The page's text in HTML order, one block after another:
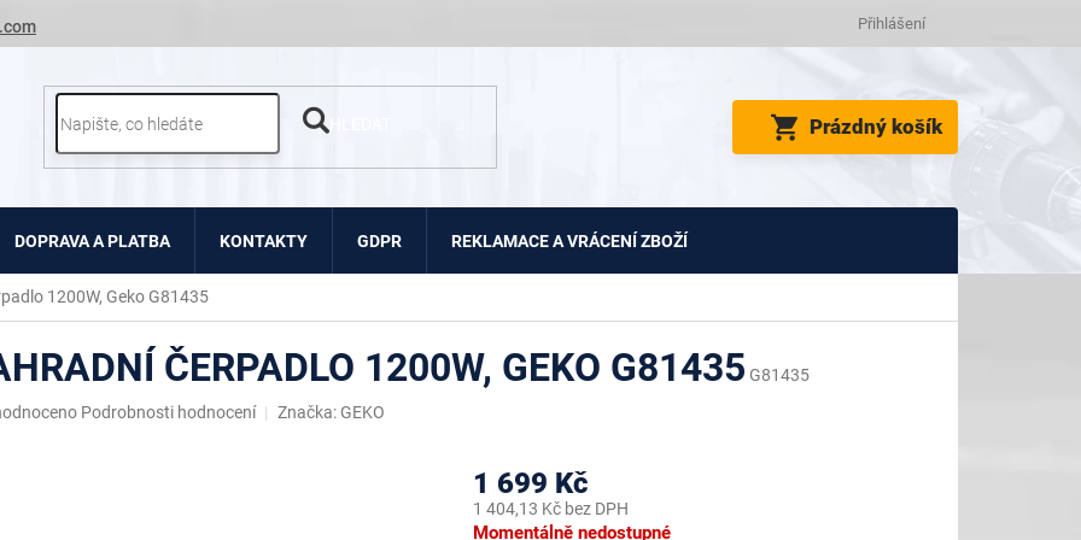
Přihlášení
NÁKUPNÍ
KOŠÍK
Prázdný košík
DOPRAVA A PLATBA KONTAKTY GDPR REKLAMACE A VRÁCENÍ ZBOŽÍ
1200W, Geko G81435
ČERPADLO 1200W, GEKO G81435 G81435
Podrobnosti hodnocení Značka: GEKO
1 699 Kč
1 404,13 Kč bez DPH
Měrná
Momentálně nedostupné